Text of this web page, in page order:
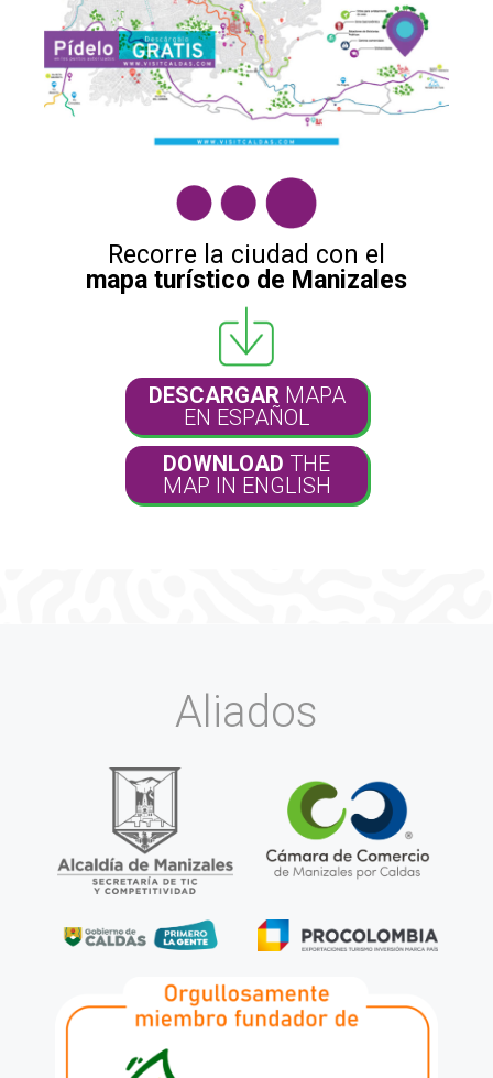
Recorre la ciudad con el
mapa turístico de Manizales
DESCARGAR MAPA
EN ESPAÑOL
DOWNLOAD THE
MAP IN ENGLISH
Aliados